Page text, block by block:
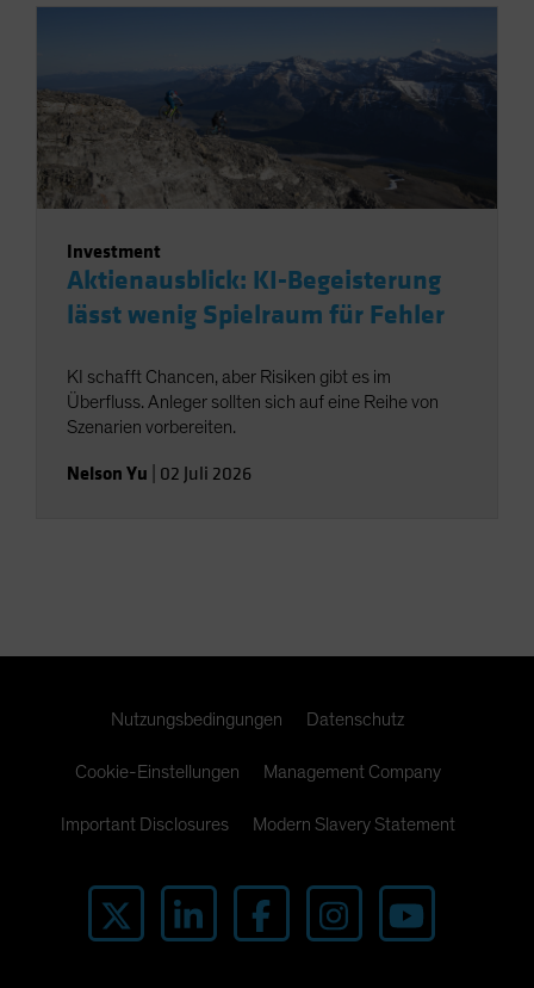
Investment
Aktienausblick: KI-Begeisterung
lässt wenig Spielraum für Fehler
KI schafft Chancen, aber Risiken gibt es im
Überfluss. Anleger sollten sich auf eine Reihe von
Szenarien vorbereiten.
Nelson Yu 02 Juli 2026
Nutzungsbedingungen Datenschutz
Cookie-Einstellungen Management Company
Important Disclosures Modern Slavery Statement